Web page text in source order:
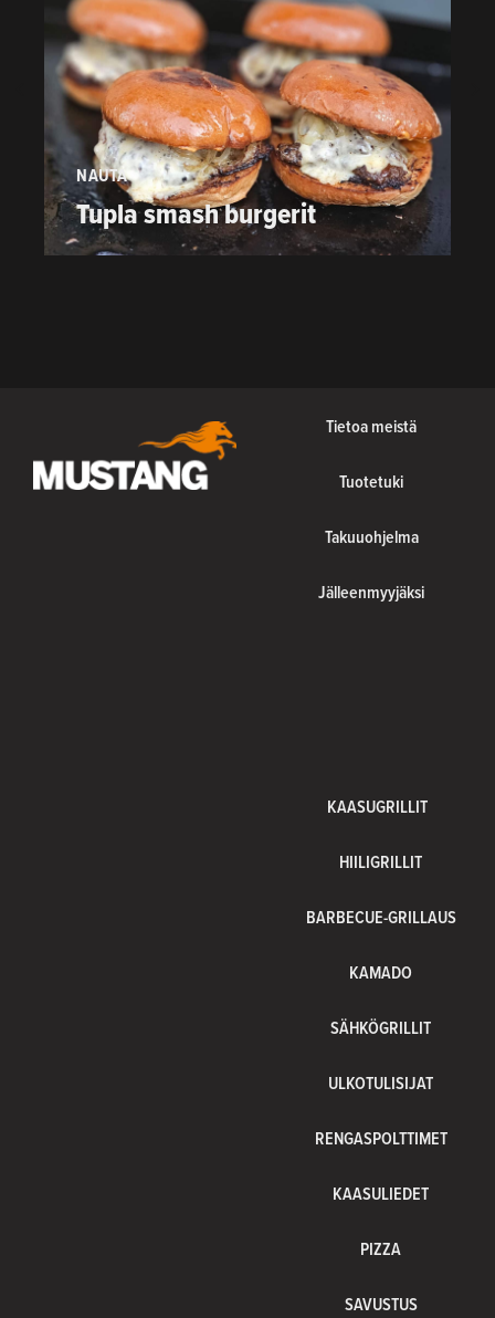
NAUTA
Tupla smash burgerit
Tietoa meistä
Tuotetuki
Takuuohjelma
Jälleenmyyjäksi
KAASUGRILLIT
HIILIGRILLIT
BARBECUE-GRILLAUS
KAMADO
SÄHKÖGRILLIT
ULKOTULISIJAT
RENGASPOLTTIMET
KAASULIEDET
PIZZA
SAVUSTUS